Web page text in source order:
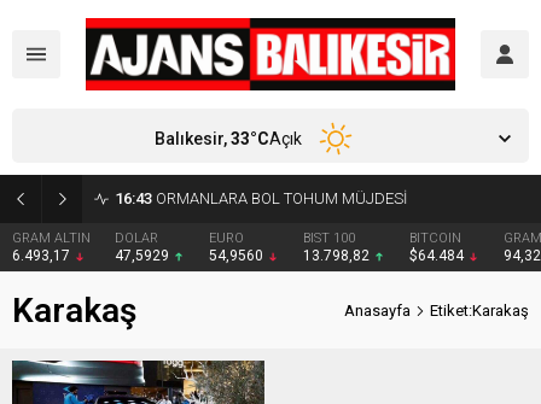
16:43 ORMANLARA BOL TOHUM MÜJDESİ
GRAM ALTIN
6.493,17
DOLAR
47,5929
EURO
54,9560
BIST 100
13.798,82
BITCOIN
$64.484
Balıkesir,33°CAçık
Karakaş Anasayfa Etiket:Karakaş